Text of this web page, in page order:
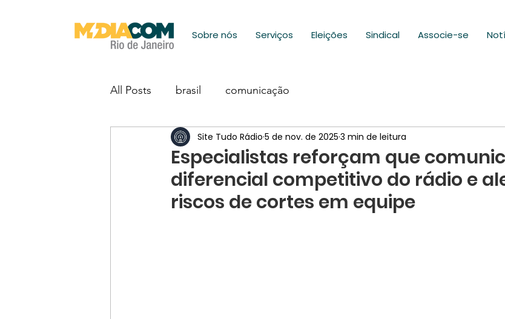
Sobre nós Serviços Eleições Sindical Associe-se
All Posts brasil comunicação
Especialistas reforçam que
diferencial competitivo do rádio e
riscos de cortes em equipe
Site Tudo Rádio 5 de nov. de 2025 3 min de leitura